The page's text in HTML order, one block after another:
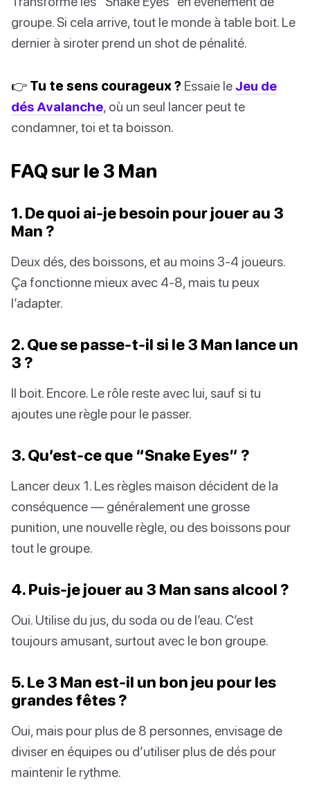
groupe. Si cela arrive, tout le monde à table boit. Le
dernier à siroter prend un shot de pénalité.
👉 Tu te sens courageux ? Essaie leJeu de
dés Avalanche, où un seul lancer peut te
condamner, toi et ta boisson.
FAQ sur le 3 Man
1. De quoi ai-je besoin pour jouer au 3
Man ?
Deux dés, des boissons, et au moins 3-4 joueurs.
Ça fonctionne mieux avec 4-8, mais tu peux
l’adapter.
2. Que se passe-t-il si le 3 Man lance un
3 ?
Il boit. Encore. Le rôle reste avec lui, sauf si tu
ajoutes une règle pour le passer.
3. Qu’est-ce que “Snake Eyes” ?
Lancer deux 1. Les règles maison décident de la
conséquence — généralement une grosse
punition, une nouvelle règle, ou des boissons pour
tout le groupe.
4. Puis-je jouer au 3 Man sans alcool ?
Oui. Utilise du jus, du soda ou de l’eau. C’est
toujours amusant, surtout avec le bon groupe.
5. Le 3 Man est-il un bon jeu pour les
grandes fêtes ?
Oui, mais pour plus de 8 personnes, envisage de
diviser en équipes ou d’utiliser plus de dés pour
maintenir le rythme.